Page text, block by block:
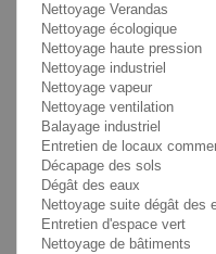
Nettoyage Verandas
Nettoyage écologique
Nettoyage haute pression
Nettoyage industriel
Nettoyage vapeur
Nettoyage ventilation
Balayage industriel
Entretien de locaux
Décapage des sols
Dégât des eaux
Nettoyage suite dégât des
Entretien d'espace vert
Nettoyage de bâtiments